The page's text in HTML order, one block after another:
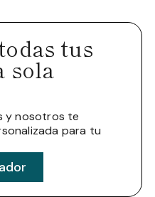
tus
sola
y nosotros te
para tu